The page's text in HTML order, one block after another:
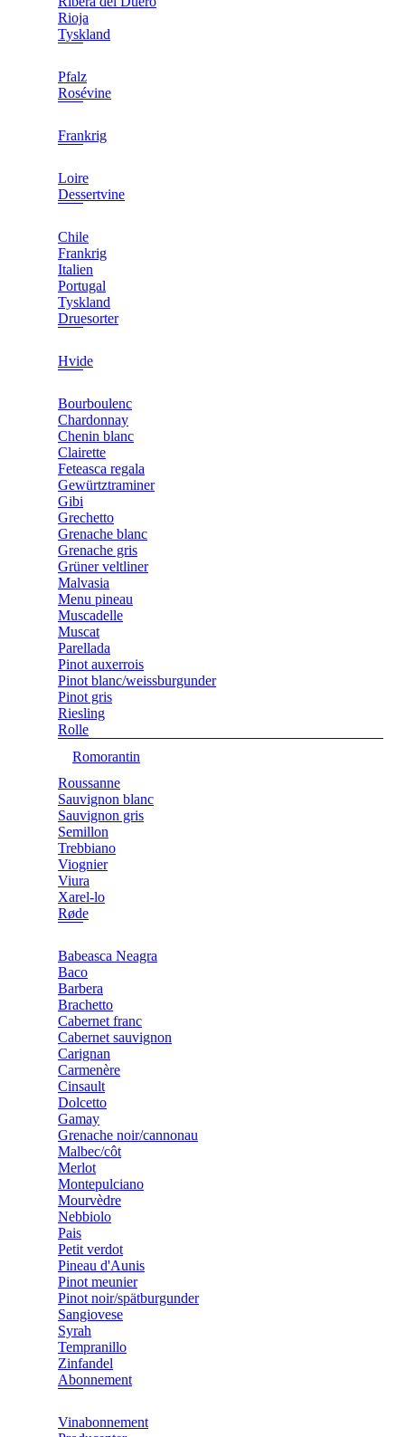
Rioja
Tyskland
Pfalz
Rosévine
Frankrig
Loire
Dessertvine
Chile
Frankrig
Italien
Portugal
Tyskland
Druesorter
Hvide
Bourboulenc
Chardonnay
Chenin blanc
Clairette
Feteasca regala
Gewürtztraminer
Gibi
Grechetto
Grenache blanc
Grenache gris
Grüner veltliner
Malvasia
Menu pineau
Muscadelle
Muscat
Parellada
Pinot auxerrois
Pinot blanc/weissburgunder
Pinot gris
Riesling
Rolle
Romorantin
Roussanne
Sauvignon blanc
Sauvignon gris
Semillon
Trebbiano
Viognier
Viura
Xarel-lo
Røde
Babeasca Neagra
Baco
Barbera
Brachetto
Cabernet franc
Cabernet sauvignon
Carignan
Carmenère
Cinsault
Dolcetto
Gamay
Grenache noir/cannonau
Malbec/côt
Merlot
Montepulciano
Mourvèdre
Nebbiolo
Pais
Petit verdot
Pineau d'Aunis
Pinot meunier
Pinot noir/spätburgunder
Sangiovese
Syrah
Tempranillo
Zinfandel
Abonnement
Vinabonnement